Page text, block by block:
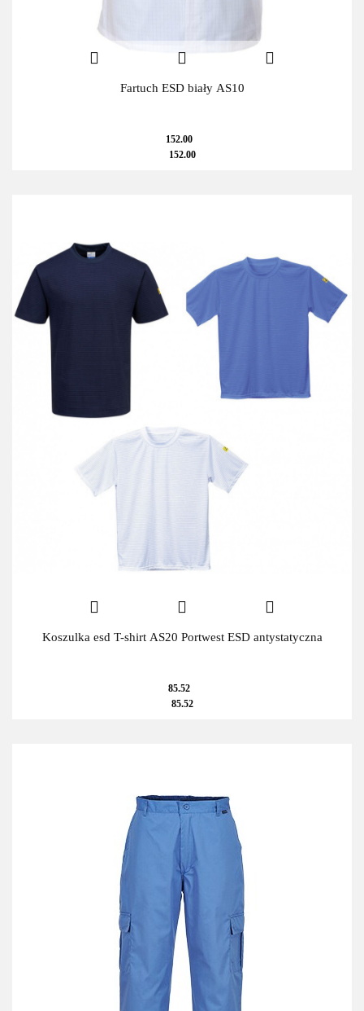
Fartuch ESD biały AS10
152.00
152.00
Koszulka esd T-shirt AS20 Portwest ESD antystatyczna
85.52
85.52